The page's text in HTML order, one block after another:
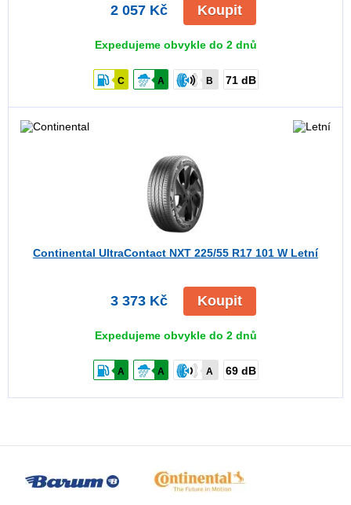
2 057 Kč Koupit
Expedujeme obvykle do 2 dnů
C A B 71 dB
Continental UltraContact NXT 225/55 R17 101 W Letní
3 373 Kč Koupit
Expedujeme obvykle do 2 dnů
A A A 69 dB